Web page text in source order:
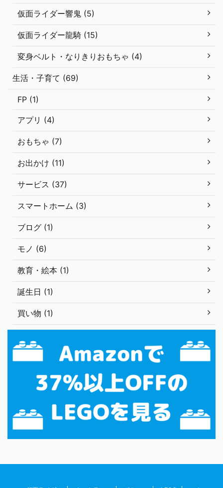
仮面ライダー響鬼 (5)
仮面ライダー龍騎 (15)
変身ベルト・なりきりおもちゃ (4)
生活・子育て (69)
FP (1)
アプリ (4)
おもちゃ (7)
お出かけ (11)
サービス (37)
スマートホーム (3)
ブログ (1)
モノ (6)
教育・絵本 (1)
誕生日 (1)
買い物 (1)